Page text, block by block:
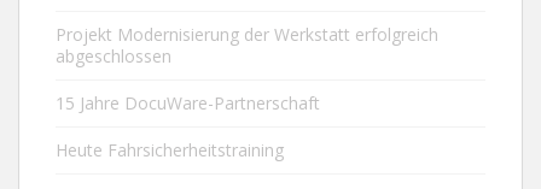
Projekt Modernisierung der Werkstatt erfolgreich
abgeschlossen
15 Jahre DocuWare-Partnerschaft
Heute Fahrsicherheitstraining